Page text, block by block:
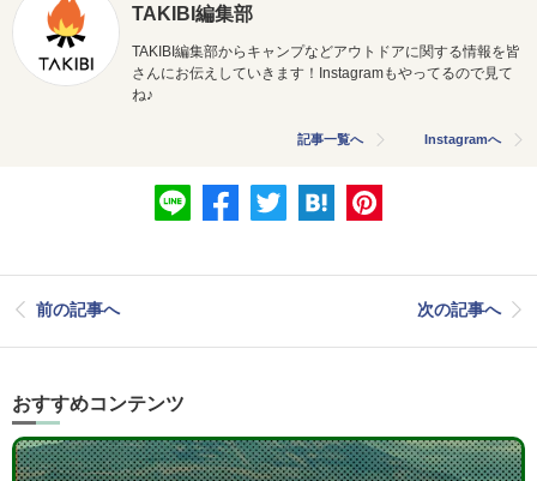
TAKIBI編集部
TAKIBI編集部からキャンプなどアウトドアに関する情報を皆
さんにお伝えしていきます！Instagramもやってるので見て
ね♪
記事一覧へ Instagramへ
前の記事へ 次の記事へ
おすすめコンテンツ